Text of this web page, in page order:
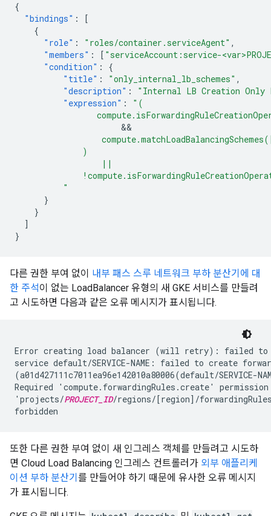
{
"bindings" :
[
{
"role" : "roles/container.serviceAgent" ,
"members" : [ "serviceAccount:service-
"condition" :
{
"title" : "only_internal_lb_schemes" ,
"description" :
"Internal LB Creation Only
"expression" :
"(
              )
                  ||
          "
}
}
]
}
다른 권한 부여 없이 내부 패스 스루 네트워크 부하 분산기에 대
한 주석이 없는 LoadBalancer 유형의 새 GKE 서비스를 만들려
고 시도하면 다음과 같은 오류 메시지가 표시됩니다.
Error creating load balancer (will retry): failed to
service default/SERVICE-NAME: failed to create
(a01d427111c7011ea96e142010a80006(default/
Required 'compute.forwardingRules.create'
'projects/PROJECT_ID/regions/[region]/
또한 다른 권한 부여 없이 새 인그레스 객체를 만들려고 시도하
면 Cloud Load Balancing 인그레스 컨트롤러가 외부 애플리케
이션 부하 분산기 를 만들어야 하기 때문에 유사한 오류 메시지
가 표시됩니다.